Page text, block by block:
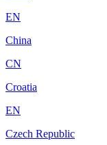
EN
China
CN
Croatia
EN
Czech Republic